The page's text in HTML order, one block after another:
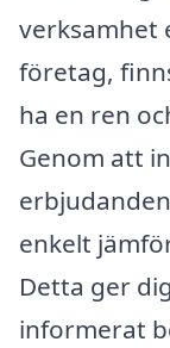
verksamhet
företag,
ha en ren
Genom att
enkelt
Detta ger
informerat